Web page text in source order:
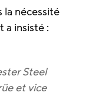
la nécessité
a insisté :
Steel
et vice